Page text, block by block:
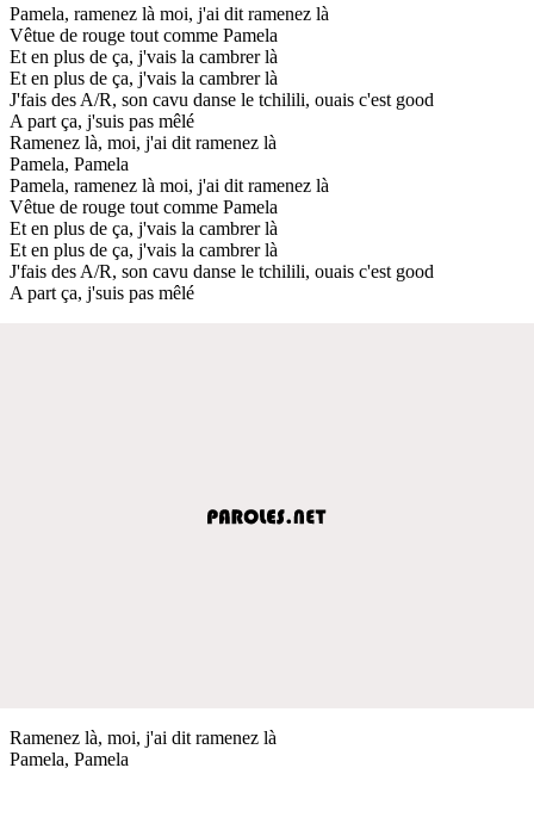
Pamela, ramenez là moi, j'ai dit ramenez là
Vêtue de rouge tout comme Pamela
Et en plus de ça, j'vais la cambrer là
Et en plus de ça, j'vais la cambrer là
J'fais des A/R, son cavu danse le tchilili, ouais c'est good
A part ça, j'suis pas mêlé
Ramenez là, moi, j'ai dit ramenez là
Pamela, Pamela
Pamela, ramenez là moi, j'ai dit ramenez là
Vêtue de rouge tout comme Pamela
Et en plus de ça, j'vais la cambrer là
Et en plus de ça, j'vais la cambrer là
J'fais des A/R, son cavu danse le tchilili, ouais c'est good
A part ça, j'suis pas mêlé
Ramenez là, moi, j'ai dit ramenez là
Pamela, Pamela